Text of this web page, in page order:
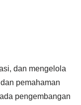
dan mengelola
pemahaman
pengembangan